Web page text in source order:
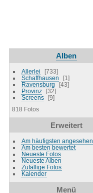
Alben
Allerlei
733
Schaffhausen
1
Ravensburg
43
Provinz
32
Screens
9
818 Fotos
Erweitert
Am häufigsten angesehen
Am besten bewertet
Neueste Fotos
Neueste Alben
Zufällige Fotos
Kalender
Menü